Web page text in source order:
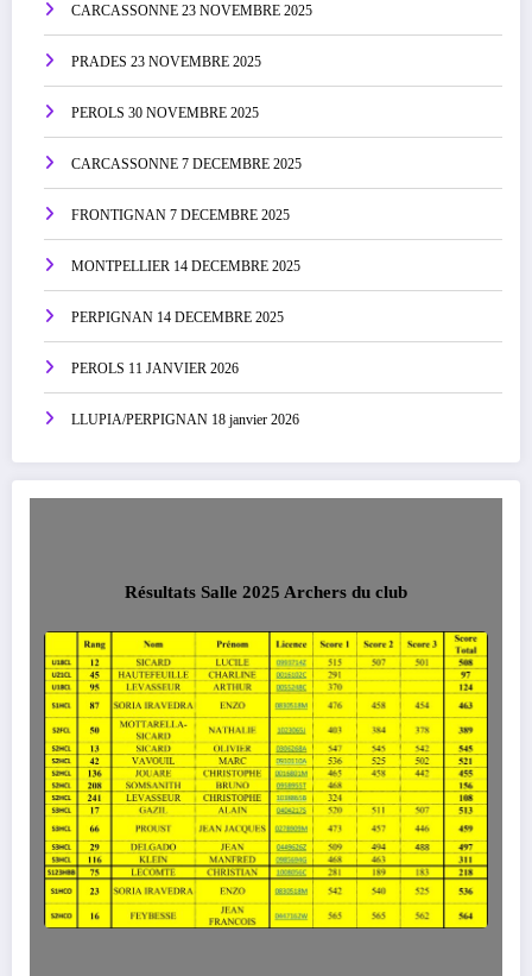
CARCASSONNE 23 NOVEMBRE 2025
PRADES 23 NOVEMBRE 2025
PEROLS 30 NOVEMBRE 2025
CARCASSONNE 7 DECEMBRE 2025
FRONTIGNAN 7 DECEMBRE 2025
MONTPELLIER 14 DECEMBRE 2025
PERPIGNAN 14 DECEMBRE 2025
PEROLS 11 JANVIER 2026
LLUPIA/PERPIGNAN 18 janvier 2026
Résultats Salle 2025 Archers du club